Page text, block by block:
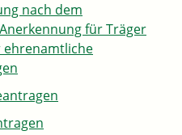
nach dem
für Träger